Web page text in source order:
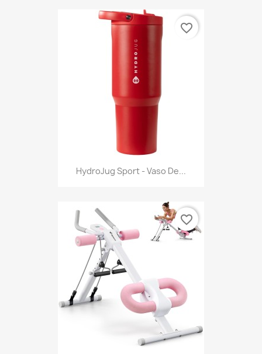
HydroJug Sport - Vaso De...
favorite_border
favorite_border